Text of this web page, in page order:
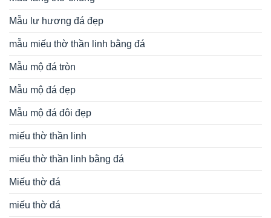
Mẫu lư hương đá đẹp
mẫu miếu thờ thần linh bằng đá
Mẫu mộ đá tròn
Mẫu mộ đá đẹp
Mẫu mộ đá đôi đẹp
miếu thờ thần linh
miếu thờ thần linh bằng đá
Miếu thờ đá
miếu thờ đá